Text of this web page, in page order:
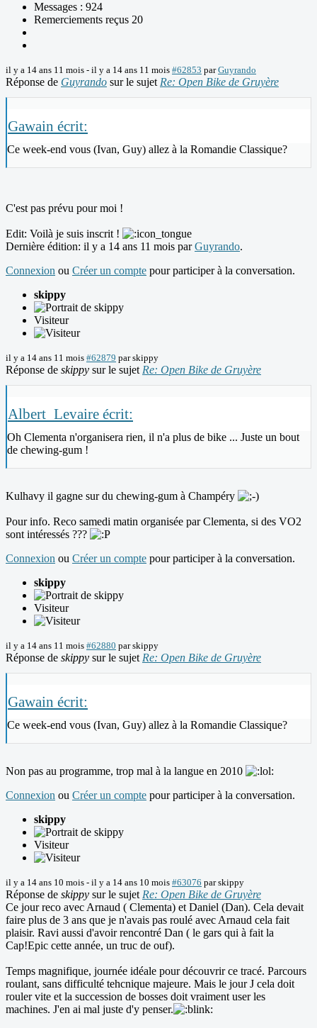
Messages : 924
Remerciements reçus 20
il y a 14 ans 11 mois - il y a 14 ans 11 mois #62853 parGuyrando
Réponse de Guyrando sur le sujet Re: Open Bike de Gruyère
Gawain écrit:
Ce week-end vous (Ivan, Guy) allez à la Romandie Classique?
C'est pas prévu pour moi !
Edit: Voilà je suis inscrit !
Dernière édition: il y a 14 ans 11 mois parGuyrando.
Connexion ou Créer un compte pour participer à la conversation.
skippy
Visiteur
il y a 14 ans 11 mois #62879 parskippy
Réponse de skippy sur le sujet Re: Open Bike de Gruyère
Albert_Levaire écrit:
Oh Clementa n'organisera rien, il n'a plus de bike ... Juste un bout
de chewing-gum !
Kulhavy il gagne sur du chewing-gum à Champéry
Pour info. Reco samedi matin organisée par Clementa, si des VO2
sont intéressés ???
Connexion ou Créer un compte pour participer à la conversation.
skippy
Visiteur
il y a 14 ans 11 mois #62880 parskippy
Réponse de skippy sur le sujet Re: Open Bike de Gruyère
Gawain écrit:
Ce week-end vous (Ivan, Guy) allez à la Romandie Classique?
Non pas au programme, trop mal à la langue en 2010
Connexion ou Créer un compte pour participer à la conversation.
skippy
Visiteur
il y a 14 ans 10 mois - il y a 14 ans 10 mois #63076 parskippy
Réponse de skippy sur le sujet Re: Open Bike de Gruyère
Ce jour reco avec Arnaud ( Clementa) et Daniel (Dan). Cela devait
faire plus de 3 ans que je n'avais pas roulé avec Arnaud cela fait
plaisir. Ravi aussi d'avoir rencontré Dan ( le gars qui à fait la
Cap!Epic cette année, un truc de ouf).
Temps magnifique, journée idéale pour découvrir ce tracé. Parcours
roulant, sans difficulté tehcnique majeure. Mais le jour J cela doit
rouler vite et la succession de bosses doit vraiment user les
machines. J'en ai mal juste d'y penser.